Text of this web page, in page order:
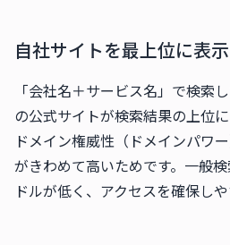
自社サイトを最上位に表
「会社名＋サービス名」で検索
の公式サイトが検索結果の上位
ドメイン権威性（ドメインパワ
がきわめて高いためです。一般
ドルが低く、アクセスを確保し